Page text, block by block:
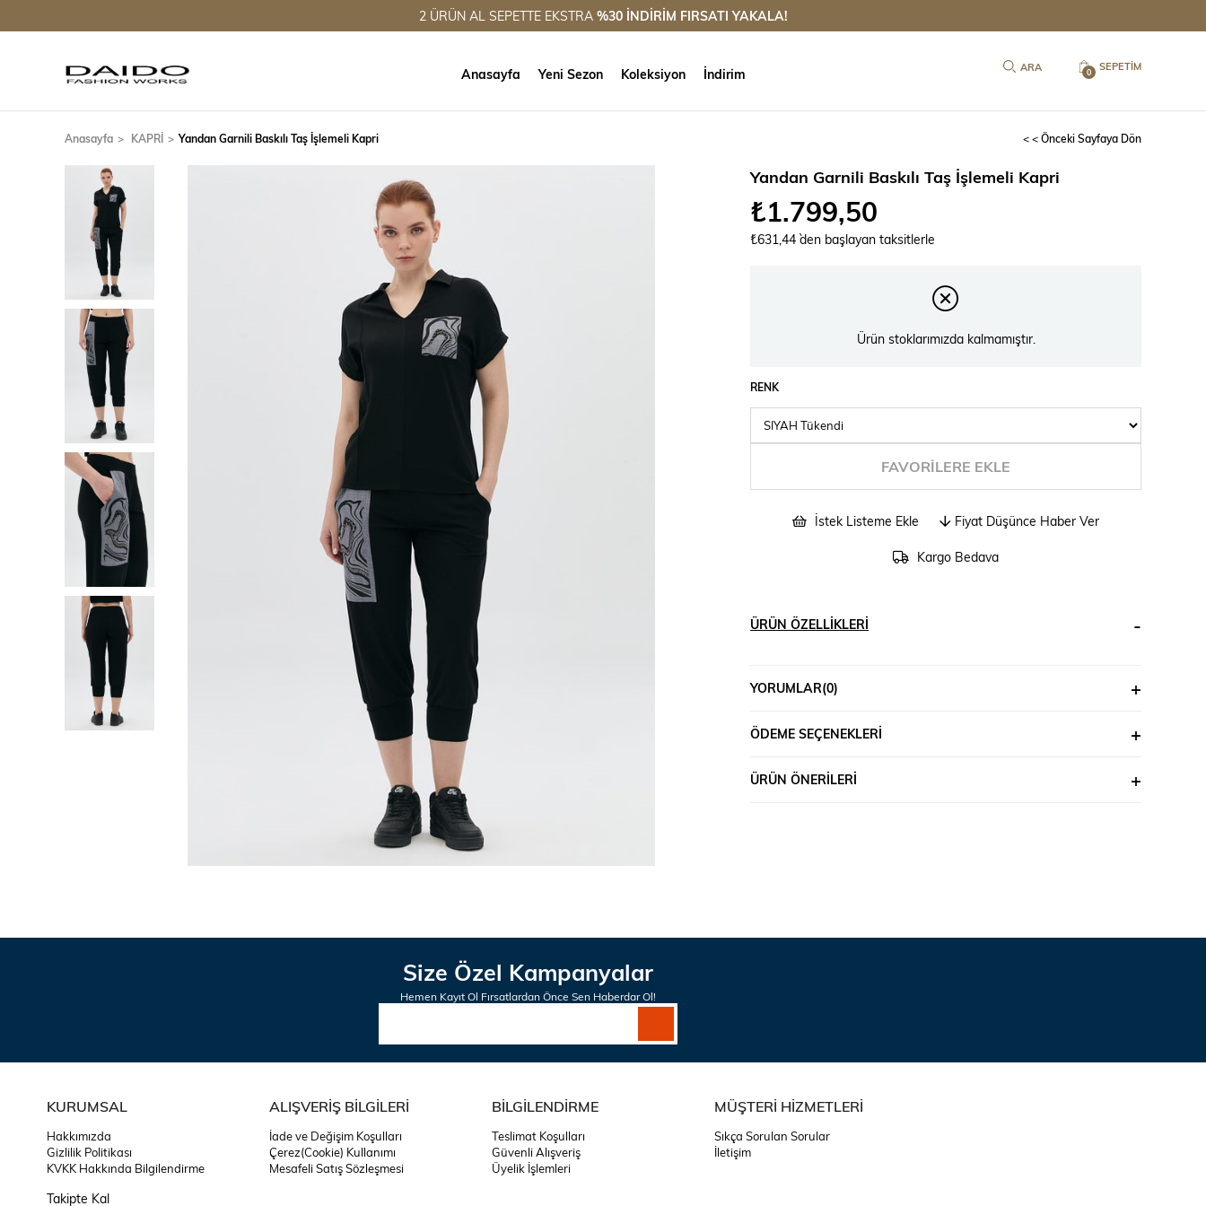
2 ÜRÜN AL SEPETTE EKSTRA %30İNDİRİM FIRSATI YAKALA!
SEPETIM
0
Anasayfa Yeni Sezon Koleksiyon İndirim
Anasayfa KAPRİ Yandan Garnili Baskılı Taş İşlemeli Kapri < < Önceki Sayfaya Dön
Yandan Garnili Baskılı Taş İşlemeli Kapri
₺1.799,50
₺631,44 `den başlayan taksitlerle
Ürün stoklarımızda kalmamıştır.
RENK
FAVORILERE EKLE
İstek Listeme Ekle Fiyat Düşünce Haber Ver
Kargo Bedava
ÜRÜN ÖZELLIKLERI
YORUMLAR(0)
ÖDEME SEÇENEKLERI
ÜRÜN ÖNERILERI
Size Özel Kampanyalar
Hemen Kayıt Ol Fırsatlardan Önce Sen Haberdar Ol!
KURUMSAL
Hakkımızda
Gizlilik Politikası
KVKK Hakkında Bilgilendirme
Takipte Kal
ALIŞVERİŞ BİLGİLERİ
İade ve Değişim Koşulları
Çerez(Cookie) Kullanımı
Mesafeli Satış Sözleşmesi
BİLGİLENDİRME
Teslimat Koşulları
Güvenli Alışveriş
Üyelik İşlemleri
MÜŞTERİ HİZMETLERİ
Sıkça Sorulan Sorular
İletişim